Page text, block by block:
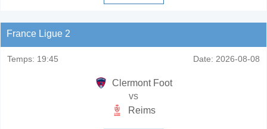
France Ligue 2
Temps: 19:45 Date: 2026-08-08
Clermont Foot
vs
Reims